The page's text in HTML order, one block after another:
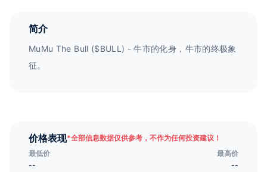
简介
MuMu The Bull ($BULL) - 牛市的化身，牛市的终极象
征。
价格表现*全部信息数据仅供参考，不作为任何投资建议！
最低价
最高价
--
--